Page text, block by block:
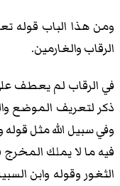
ومن هذا الباب قوله
الرقاب والغارمين.
في الرقاب لم يعطف على
ذكر لتعريف الموضع
وفي سبيل الله مثل
فيه ما لا يملك
الثغور وقوله وابن